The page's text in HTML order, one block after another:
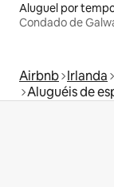
Condado de
Airbnb Irlanda
Aluguéis de